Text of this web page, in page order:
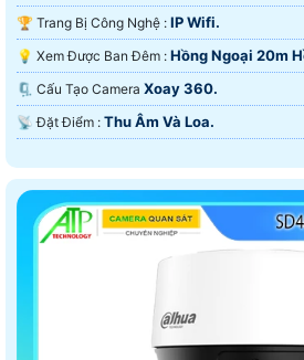
🏆 Trang Bị Công Nghệ : IP Wifi.
💡 Xem Được Ban Đêm : Hồng Ngoại 20m
🗜️ Cấu Tạo Camera Xoay 360.
️📡 Đặt Điểm : Thu Âm Và Loa.